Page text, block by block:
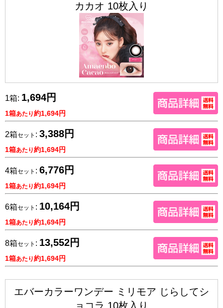
カカオ 10枚入り
1箱: 1,694円
1箱あたり約1,694円
2箱セット : 3,388円
1箱あたり約1,694円
4箱セット : 6,776円
1箱あたり約1,694円
6箱セット : 10,164円
1箱あたり約1,694円
8箱セット : 13,552円
1箱あたり約1,694円
エバーカラーワンデー ミリモア じらしてシ
ョコラ 10枚入り